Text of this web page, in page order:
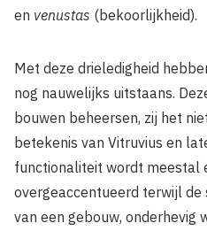
en venustas (bekoorlijkheid).
Met deze drieledigheid
nog nauwelijks uitstaans.
bouwen beheersen, zij het
betekenis van Vitruvius en
functionaliteit wordt meestal
overgeaccentueerd terwijl de
van een gebouw, onderhevig